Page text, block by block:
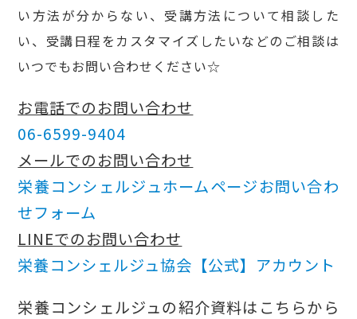
い方法が分からない、受講方法について相談した
い、受講日程をカスタマイズしたいなどのご相談は
いつでもお問い合わせください☆
お電話でのお問い合わせ
06-6599-9404
メールでのお問い合わせ
栄養コンシェルジュホームページお問い合わ
せフォーム
LINEでのお問い合わせ
栄養コンシェルジュ協会【公式】アカウント
栄養コンシェルジュの紹介資料はこちらから